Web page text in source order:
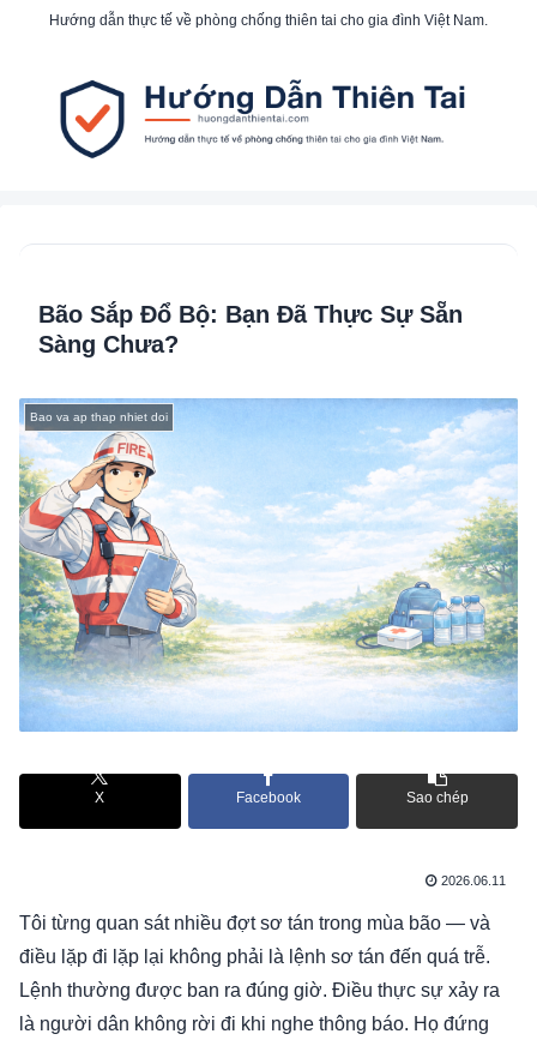
Hướng dẫn thực tế về phòng chống thiên tai cho gia đình Việt Nam.
Bão Sắp Đổ Bộ: Bạn Đã Thực Sự Sẵn
Sàng Chưa?
Bao va ap thap nhiet doi
X Facebook Sao chép
2026.06.11
Tôi từng quan sát nhiều đợt sơ tán trong mùa bão — và
điều lặp đi lặp lại không phải là lệnh sơ tán đến quá trễ.
Lệnh thường được ban ra đúng giờ. Điều thực sự xảy ra
là người dân không rời đi khi nghe thông báo. Họ đứng